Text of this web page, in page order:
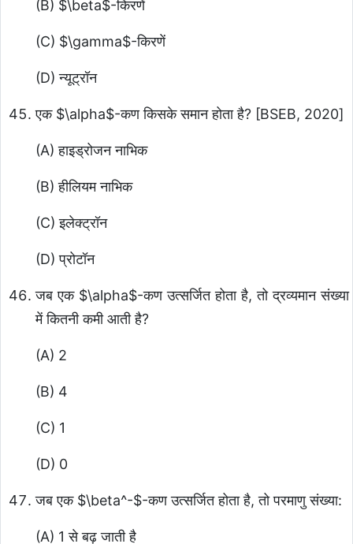
(B) $\beta$-किरणें
(C) $\gamma$-किरणें
(D) न्यूट्रॉन
एक $\alpha$-कण किसके समान होता है? [BSEB, 2020]
(A) हाइड्रोजन नाभिक
(B) हीलियम नाभिक
(C) इलेक्ट्रॉन
(D) प्रोटॉन
जब एक $\alpha$-कण उत्सर्जित होता है, तो द्रव्यमान संख्या
में कितनी कमी आती है?
(A) 2
(B) 4
(C) 1
(D) 0
जब एक $\beta^-$-कण उत्सर्जित होता है, तो परमाणु संख्या:
(A) 1 से बढ़ जाती है